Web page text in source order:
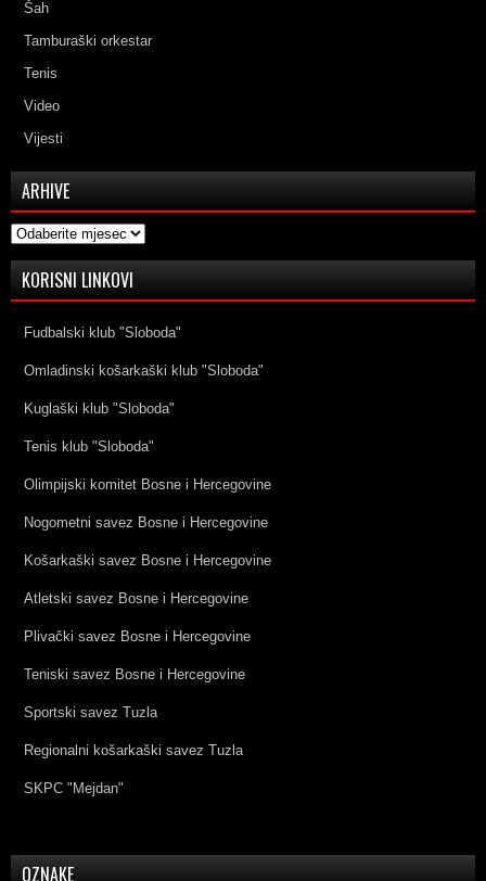
Šah
Tamburaški orkestar
Tenis
Video
Vijesti
ARHIVE
Arhive
KORISNI LINKOVI
Fudbalski klub "Sloboda"
Omladinski košarkaški klub "Sloboda"
Kuglaški klub "Sloboda"
Tenis klub "Sloboda"
Olimpijski komitet Bosne i Hercegovine
Nogometni savez Bosne i Hercegovine
Košarkaški savez Bosne i Hercegovine
Atletski savez Bosne i Hercegovine
Plivački savez Bosne i Hercegovine
Teniski savez Bosne i Hercegovine
Sportski savez Tuzla
Regionalni košarkaški savez Tuzla
SKPC "Mejdan"
OZNAKE